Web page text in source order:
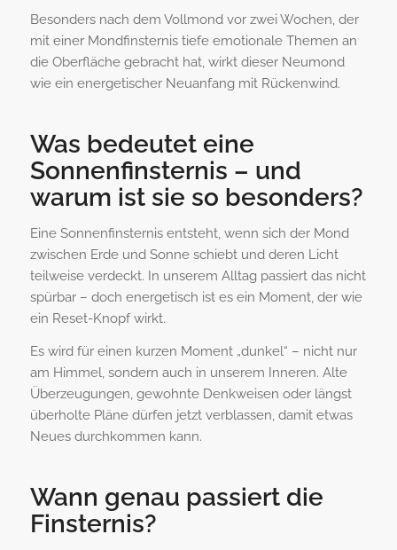
Besonders nach dem Vollmond vor zwei Wochen, der
mit einer Mondfinsternis tiefe emotionale Themen an
die Oberfläche gebracht hat, wirkt dieser Neumond
wie ein energetischer Neuanfang mit Rückenwind.
Was bedeutet eine
Sonnenfinsternis – und
warum ist sie so besonders?
Eine Sonnenfinsternis entsteht, wenn sich der Mond
zwischen Erde und Sonne schiebt und deren Licht
teilweise verdeckt. In unserem Alltag passiert das nicht
spürbar – doch energetisch ist es ein Moment, der wie
ein Reset-Knopf wirkt.
Es wird für einen kurzen Moment „dunkel“ – nicht nur
am Himmel, sondern auch in unserem Inneren. Alte
Überzeugungen, gewohnte Denkweisen oder längst
überholte Pläne dürfen jetzt verblassen, damit etwas
Neues durchkommen kann.
Wann genau passiert die
Finsternis?